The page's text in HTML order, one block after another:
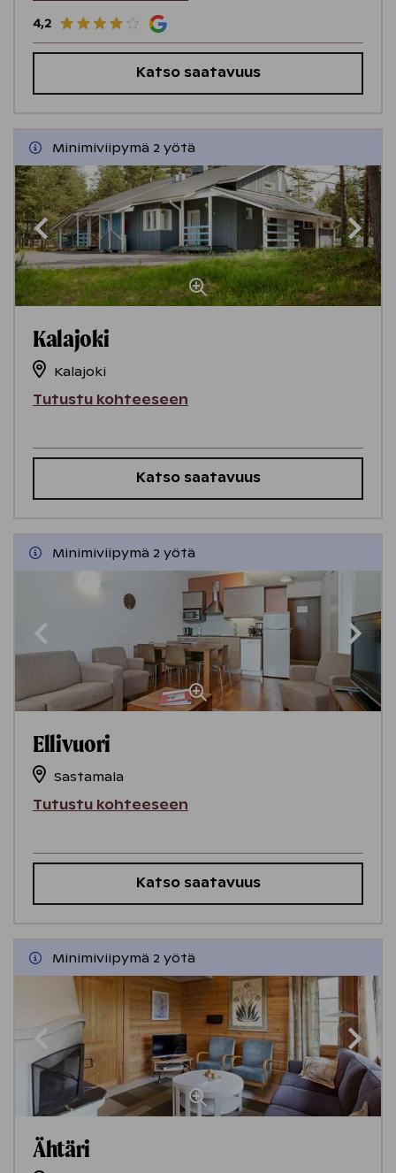
4,2
Katso saatavuus
Minimiviipymä 2 yötä
Kalajoki
Kalajoki
Tutustu kohteeseen
Katso saatavuus
Minimiviipymä 2 yötä
Ellivuori
Sastamala
Tutustu kohteeseen
Katso saatavuus
Minimiviipymä 2 yötä
Ähtäri